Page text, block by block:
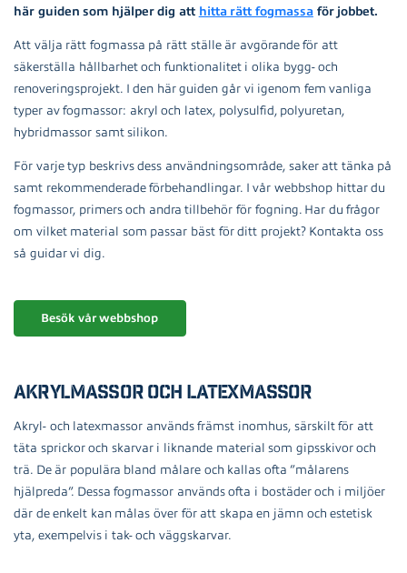
här guiden som hjälper dig att hitta rätt fogmassaför jobbet.
Att välja rätt fogmassa på rätt ställe är avgörande för att
säkerställa hållbarhet och funktionalitet i olika bygg- och
renoveringsprojekt. I den här guiden går vi igenom fem vanliga
typer av fogmassor: akryl och latex, polysulfid, polyuretan,
hybridmassor samt silikon.
För varje typ beskrivs dess användningsområde, saker att tänka på
samt rekommenderade förbehandlingar. I vår webbshop hittar du
fogmassor, primers och andra tillbehör för fogning. Har du frågor
om vilket material som passar bäst för ditt projekt? Kontakta oss
så guidar vi dig.
Besök vår webbshop
Akrylmassor och latexmassor
Akryl- och latexmassor används främst inomhus, särskilt för att
täta sprickor och skarvar i liknande material som gipsskivor och
trä. De är populära bland målare och kallas ofta ”målarens
hjälpreda”. Dessa fogmassor används ofta i bostäder och i miljöer
där de enkelt kan målas över för att skapa en jämn och estetisk
yta, exempelvis i tak- och väggskarvar.